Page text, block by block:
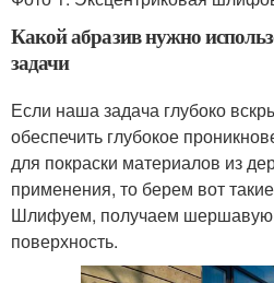
Какой абразив нужно
задачи
Если наша задача глубоко
обеспечить глубокое
для покраски материалов из
применения, то берем вот
Шлифуем, получаем
поверхность.